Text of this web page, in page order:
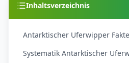
Inhaltsverzeichnis
Antarktischer Uferwipper
Systematik Antarktischer